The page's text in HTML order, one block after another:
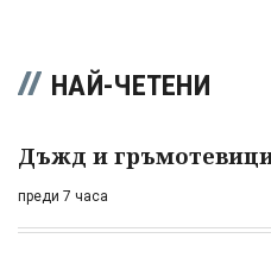
НАЙ-ЧЕТЕНИ
Дъжд и гръмотевици
преди 7 часа